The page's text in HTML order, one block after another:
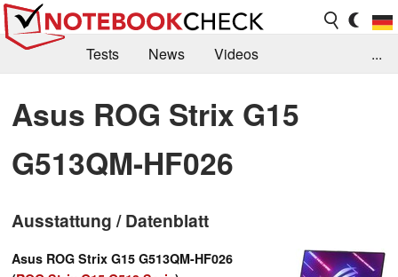
Tests News
Videos
Kaufberatung
Deals Suche
Jobs
Forum
...
Asus ROG Strix G15
G513QM-HF026
Ausstattung / Datenblatt
Asus ROG Strix G15 G513QM-HF026